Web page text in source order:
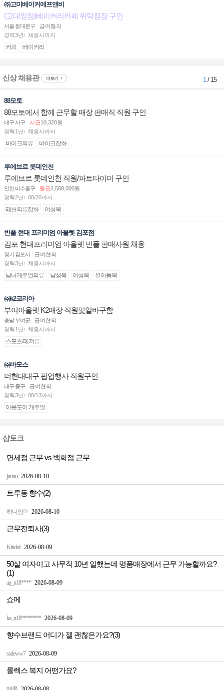
㈜고미베이커에프앤비
(고대앞점)베이커리카페 위탁점장 구인
서울 동대문구
급여협의
경력3년↑ 채용시까지
커피 베이커리
신상 채용관 더보기 1/ 15
88모토
88모토에서 함께 근무할 매장 판매직 직원 구인
대구 서구 시급10,320원
경력1년↑ 채용시까지
바이크의류 바이크잡화
루에브르 롯데인천
루에브르 롯데인천 직원/파트타이머 구인
인천 미추홀구 월급2,500,000원
경력2년↑ 08/20까지
패션의류잡화 여성복
빈폴 현대 프리미엄 아울렛 김포점
김포 현대프리미엄 아울렛 빈폴 판매사원 채용
경기 김포시
급여협의
경력3년↑ 채용시까지
남녀캐주얼의류 남성복 여성복 유아동복
㈜k2코리아
부여아울렛 K2매장 직원및알바구함
충남 부여군
급여협의
경력1년↑ 채용시까지
스포츠/레져류
㈜바모스
더현대대구 팝업행사 직원구인
대구 중구
급여협의
경력3년↑ 08/13까지
아웃도어 캐주얼
샵토크
juuuu 2026-08-10
면세점 근무 vs 백화점 근무
하니맘^^ 2026-08-10
트루동 향수(2)
Kindof 2026-08-09
근무전퇴사(3)
ap_n18**** 2026-08-09
50살 여자이고 사무직 10년 일했는데 명품매장에서 근무 가능할까요?
(1)
ka_n18******** 2026-08-09
쇼메
ssdeww7 2026-08-09
향수브랜드 어디가 젤 괜찮은가요?(3)
롤렉스 복지 어떤가요?